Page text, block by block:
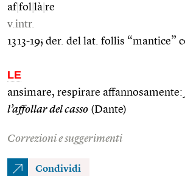
af|fol là re
v.intr.
1313-19; der. del lat. follis “mantice”
LE
ansimare, respirare affannosamente:
l’affollar del casso (Dante)
Correzioni e suggerimenti
Condividi